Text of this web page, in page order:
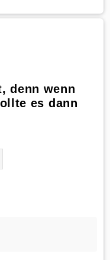
denn wenn
es dann